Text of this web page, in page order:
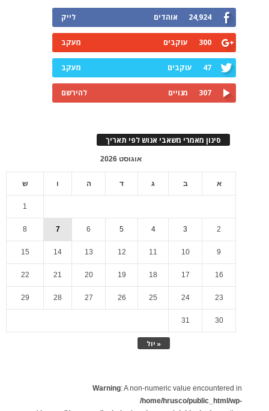
24,924 אוהדים לייק
300 עוקבים מעקב
47 עוקבים מעקב
307 מנויים להירשם
סינון מאמרי משאבי אנוש לפי תאריך
אוגוסט 2026
א ב ג ד ה ו ש
« יול
1
2
3
4
5
6
7
8
9
10
11
12
13
14
15
16
17
18
19
20
21
22
23
24
25
26
27
28
29
30
31
Warning: A non-numeric value encountered in
/home/hrusco/public_html/wp-